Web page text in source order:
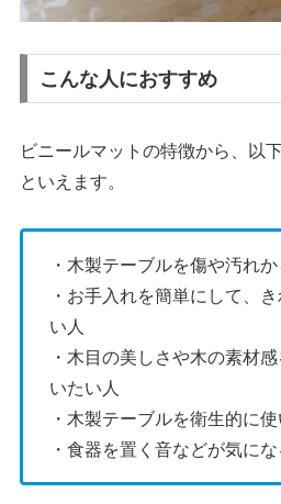
こんな人におすすめ
ビニールマットの特徴から、以
といえます。
・木製テーブルを傷や汚れ
・お手入れを簡単にして、
い人
・木目の美しさや木の素材
いたい人
・木製テーブルを衛生的に
・食器を置く音などが気に